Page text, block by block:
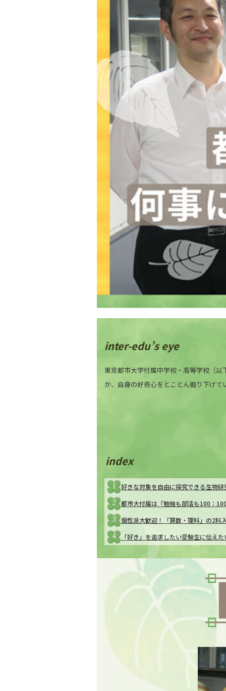
inter-edu’s eye
東京都市大学付属中学校・高等学校（
か、自身の好奇心をとことん掘り下げ
index
1 好きな対象を自由に探究できる生物研
2 都市大付属は「勉強も部活も100：
3 個性派大歓迎！「算数・理科」の2科
4 「好き」を追求したい受験生に伝え